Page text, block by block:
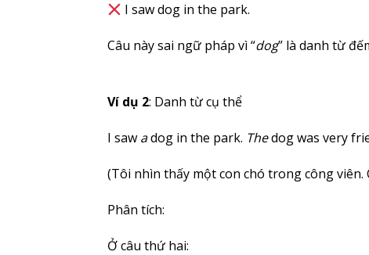
I saw dog in the park.
Câu này sai ngữ pháp vì “dog” là danh từ
Ví dụ 2: Danh từ cụ thể
I saw adog in the park. Thedog was very
(Tôi nhìn thấy một con chó trong công viên.
Phân tích:
Ở câu thứ hai: